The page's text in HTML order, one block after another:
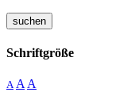
suchen
Schriftgröße
A A A